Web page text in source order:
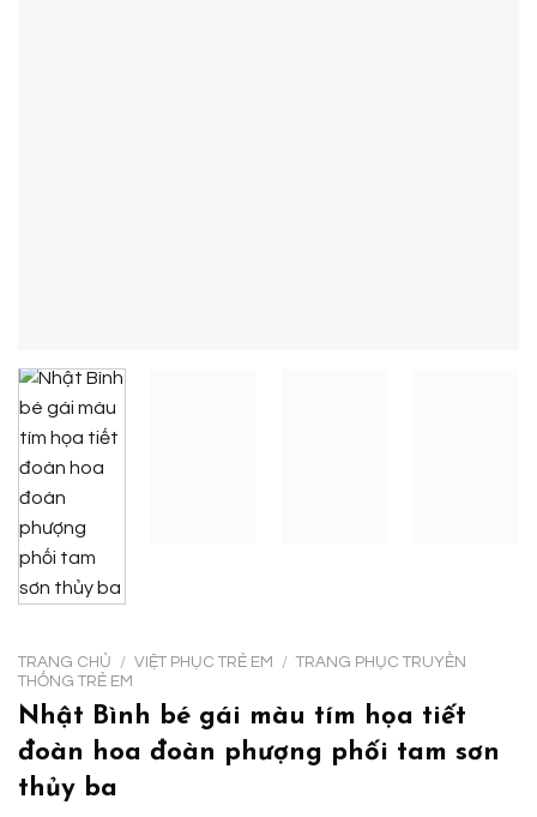
TRANG CHỦ / VIỆT PHỤC TRẺ EM / TRANG PHỤC TRUYỀN
THỐNG TRẺ EM
Nhật Bình bé gái màu tím họa tiết
đoàn hoa đoàn phượng phối tam sơn
thủy ba